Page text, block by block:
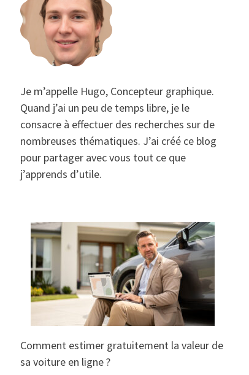
Je m’appelle Hugo, Concepteur graphique.
Quand j’ai un peu de temps libre, je le
consacre à effectuer des recherches sur de
nombreuses thématiques. J’ai créé ce blog
pour partager avec vous tout ce que
j’apprends d’utile.
Comment estimer gratuitement la valeur de
sa voiture en ligne ?